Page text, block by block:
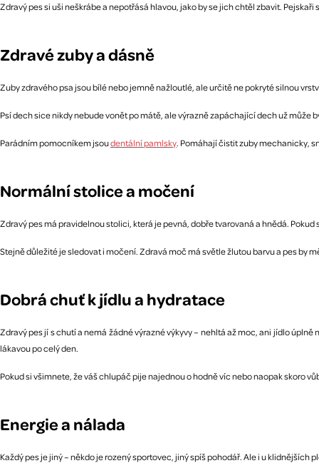
Zdravý pes si uši neškrábe a nepotřásá hlavou, jako by se jich chtěl zbavit.
Zdravé zuby a dásně
Zuby zdravého psa jsou bílé nebo jemně nažloutlé, ale určitě ne pokryté silnou
Psí dech sice nikdy nebude vonět po mátě, ale výrazně zapáchající dech už může
Parádním pomocníkem jsoudentální pamlsky. Pomáhají čistit zuby mechanicky,
Normální stolice a močení
Zdravý pes má pravidelnou stolici, která je pevná, dobře tvarovaná a hnědá.
Stejně důležité je sledovat i močení. Zdravá moč má světle žlutou barvu a pes by
Dobrá chuť k jídlu a hydratace
Zdravý pes jí s chutí a nemá žádné výrazné výkyvy – nehltá až moc, ani jídlo
lákavou po celý den.
Pokud si všimnete, že váš chlupáč pije najednou o hodně víc nebo naopak skoro
Energie a nálada
Každý pes je jiný – někdo je rozený sportovec, jiný spíš pohodář. Ale i u